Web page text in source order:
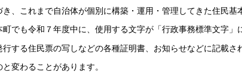
、これまで自治体が個別に構築・運用・管理してきた住民
でも令和７年度中に、使用する文字が「行政事務標準文字」
行する住民票の写しなどの各種証明書、お知らせなどに記載さ
変わることがあります。